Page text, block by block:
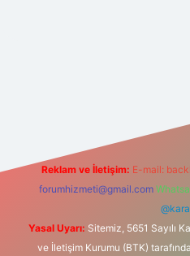
Reklam ve İletişim: E-mail:
forumhizmeti@gmail.com
Yasal Uyarı: Sitemiz, 5651 Sayılı
ve İletişim Kurumu (BTK)